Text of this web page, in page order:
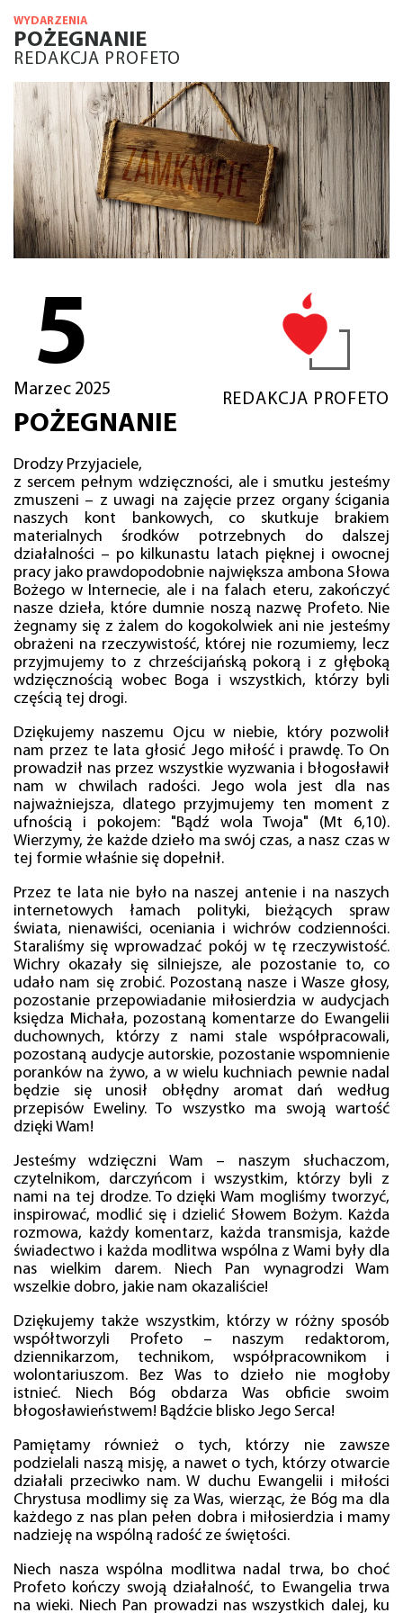
WYDARZENIA
POŻEGNANIE
REDAKCJA PROFETO
5
Marzec 2025
REDAKCJA PROFETO
POŻEGNANIE
Drodzy Przyjaciele,
z sercem pełnym wdzięczności, ale i smutku jesteśmy
zmuszeni – z uwagi na zajęcie przez organy ścigania
naszych kont bankowych, co skutkuje brakiem
materialnych środków potrzebnych do dalszej
działalności – po kilkunastu latach pięknej i owocnej
pracy jako prawdopodobnie największa ambona Słowa
Bożego w Internecie, ale i na falach eteru, zakończyć
nasze dzieła, które dumnie noszą nazwę Profeto. Nie
żegnamy się z żalem do kogokolwiek ani nie jesteśmy
obrażeni na rzeczywistość, której nie rozumiemy, lecz
przyjmujemy to z chrześcijańską pokorą i z głęboką
wdzięcznością wobec Boga i wszystkich, którzy byli
częścią tej drogi.
Dziękujemy naszemu Ojcu w niebie, który pozwolił
nam przez te lata głosić Jego miłość i prawdę. To On
prowadził nas przez wszystkie wyzwania i błogosławił
nam w chwilach radości. Jego wola jest dla nas
najważniejsza, dlatego przyjmujemy ten moment z
ufnością i pokojem: "Bądź wola Twoja" (Mt 6,10).
Wierzymy, że każde dzieło ma swój czas, a nasz czas w
tej formie właśnie się dopełnił.
Przez te lata nie było na naszej antenie i na naszych
internetowych łamach polityki, bieżących spraw
świata, nienawiści, oceniania i wichrów codzienności.
Staraliśmy się wprowadzać pokój w tę rzeczywistość.
Wichry okazały się silniejsze, ale pozostanie to, co
udało nam się zrobić. Pozostaną nasze i Wasze głosy,
pozostanie przepowiadanie miłosierdzia w audycjach
księdza Michała, pozostaną komentarze do Ewangelii
duchownych, którzy z nami stale współpracowali,
pozostaną audycje autorskie, pozostanie wspomnienie
poranków na żywo, a w wielu kuchniach pewnie nadal
będzie się unosił obłędny aromat dań według
przepisów Eweliny. To wszystko ma swoją wartość
dzięki Wam!
Jesteśmy wdzięczni Wam – naszym słuchaczom,
czytelnikom, darczyńcom i wszystkim, którzy byli z
nami na tej drodze. To dzięki Wam mogliśmy tworzyć,
inspirować, modlić się i dzielić Słowem Bożym. Każda
rozmowa, każdy komentarz, każda transmisja, każde
świadectwo i każda modlitwa wspólna z Wami były dla
nas wielkim darem. Niech Pan wynagrodzi Wam
wszelkie dobro, jakie nam okazaliście!
Dziękujemy także wszystkim, którzy w różny sposób
współtworzyli Profeto – naszym redaktorom,
dziennikarzom, technikom, współpracownikom i
wolontariuszom. Bez Was to dzieło nie mogłoby
istnieć. Niech Bóg obdarza Was obficie swoim
błogosławieństwem! Bądźcie blisko Jego Serca!
Pamiętamy również o tych, którzy nie zawsze
podzielali naszą misję, a nawet o tych, którzy otwarcie
działali przeciwko nam. W duchu Ewangelii i miłości
Chrystusa modlimy się za Was, wierząc, że Bóg ma dla
każdego z nas plan pełen dobra i miłosierdzia i mamy
nadzieję na wspólną radość ze świętości.
Niech nasza wspólna modlitwa nadal trwa, bo choć
Profeto kończy swoją działalność, to Ewangelia trwa
na wieki. Niech Pan prowadzi nas wszystkich dalej, ku